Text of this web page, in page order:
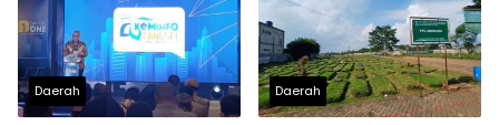
Daerah Daerah